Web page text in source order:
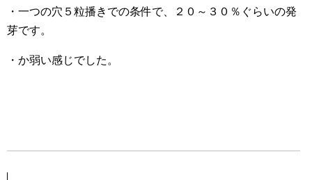
・一つの穴５粒播きでの条件で、２０～３０％ぐらいの発
芽です。
・か弱い感じでした。